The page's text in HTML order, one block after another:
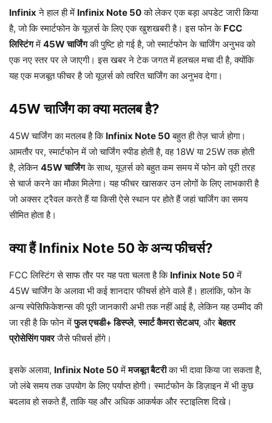
Infinix ने हाल ही में Infinix Note 50को लेकर एक बड़ा अपडेट जारी किया
है, जो कि स्मार्टफोन के यूज़र्स के लिए एक खुशखबरी है। इस फोन के FCC
लिस्टिंगमें 45W चार्जिंगकी पुष्टि हो गई है, जो स्मार्टफोन के चार्जिंग अनुभव को
एक नए स्तर पर ले जाएगी। इस खबर ने टेक जगत में हलचल मचा दी है, क्योंकि
यह एक मजबूत फीचर है जो यूज़र्स को त्वरित चार्जिंग का अनुभव देगा।
45W चार्जिंग का क्या मतलब है?
45W चार्जिंग का मतलब है कि Infinix Note 50बहुत ही तेज़ चार्ज होगा।
आमतौर पर, स्मार्टफोन में जो चार्जिंग स्पीड होती है, वह 18W या 25W तक होती
है, लेकिन 45W चार्जिंगके साथ, यूज़र्स को बहुत कम समय में फोन को पूरी तरह
से चार्ज करने का मौका मिलेगा। यह फीचर खासकर उन लोगों के लिए लाभकारी है
जो अक्सर ट्रैवल करते हैं या किसी ऐसे स्थान पर होते हैं जहां चार्जिंग का समय
सीमित होता है।
क्या हैं Infinix Note 50 के अन्य फीचर्स?
FCC लिस्टिंग से साफ तौर पर यह पता चलता है कि Infinix Note 50में
45W चार्जिंग के अलावा भी कई शानदार फीचर्स होने वाले हैं। हालांकि, फोन के
अन्य स्पेसिफिकेशन्स की पूरी जानकारी अभी तक नहीं आई है, लेकिन यह उम्मीद की
जा रही है कि फोन मेंफुल एचडी+ डिस्प्ले,स्मार्ट कैमरा सेटअप, औरबेहतर
प्रोसेसिंग पावरजैसे फीचर्स होंगे।
इसके अलावा, Infinix Note 50मेंमजबूत बैटरीका भी दावा किया जा सकता है,
जो लंबे समय तक उपयोग के लिए पर्याप्त होगी। स्मार्टफोन के डिज़ाइन में भी कुछ
बदलाव हो सकते हैं, ताकि यह और अधिक आकर्षक और स्टाइलिश दिखे।